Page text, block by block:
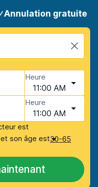
Annulation gratuite
Heure
11:00 AM
Heure
11:00 AM
est
et son âge est30-65